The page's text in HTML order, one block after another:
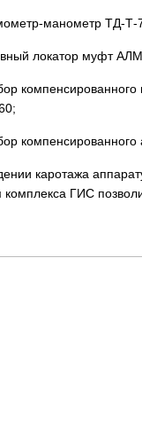
манометр ТД-Т-
локатор муфт АЛМ-
каротажа
комплекса ГИС